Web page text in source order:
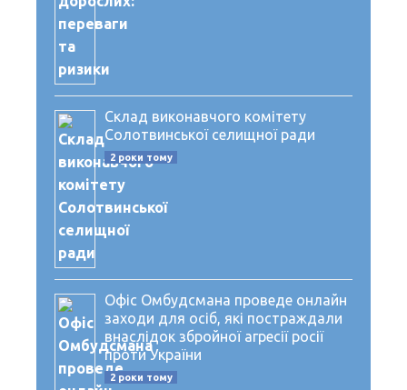
Склад виконавчого комітету
Солотвинської селищної ради
2 роки тому
Офіс Омбудсмана проведе онлайн
заходи для осіб, які постраждали
внаслідок збройної агресії росії
проти України
2 роки тому